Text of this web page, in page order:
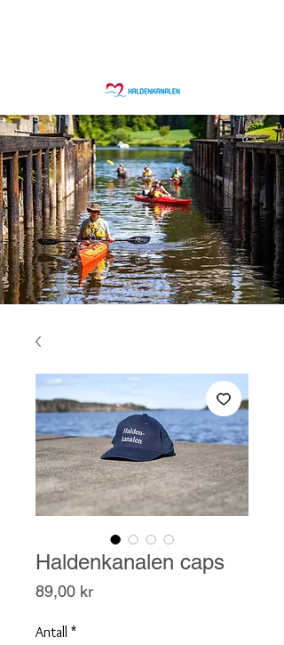
Haldenkanalen caps
89,00 krPris
Antall *